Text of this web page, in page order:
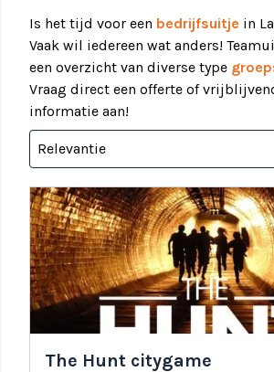
Is het tijd voor een bedrijfsuitje in
Vaak wil iedereen wat anders!
een overzicht van diverse type
Vraag direct een offerte of
informatie aan!
The Hunt citygame